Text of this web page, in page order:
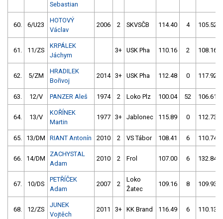
Sebastian
60. 6/U23
HOTOVÝ
Václav
2006 2 SKVSČB 114.40 4 105.52
61. 11/ZS
KRPÁLEK
Jáchym
3+ USK Pha 110.16 2 108.16
62. 5/ZM
HRADILEK
Bořivoj
2014 3+ USK Pha 112.48 0 117.92
63. 12/V PANZER Aleš 1974 2 Loko Plz 100.04 52 106.61
64. 13/V
KOŘÍNEK
Martin
1977 3+ Jablonec 115.89 0 112.73
65. 13/DM RIANT Antonín 2010 2 VS Tábor 108.41 6 110.74
66. 14/DM
ZACHYSTAL
Adam
2010 2 Frol 107.00 6 132.84
67. 10/DS
PETŘÍČEK
Adam
2007 2
Loko
Žatec
109.16 8 109.93
68. 12/ZS
JUNEK
Vojtěch
2011 3+ KK Brand 116.49 6 110.13